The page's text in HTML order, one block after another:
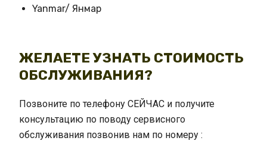
Yanmar/ Янмар
ЖЕЛАЕТЕ УЗНАТЬ СТОИМОСТЬ
ОБСЛУЖИВАНИЯ?
Позвоните по телефону СЕЙЧАС и получите
консультацию по поводу сервисного
обслуживания позвонив нам по номеру :